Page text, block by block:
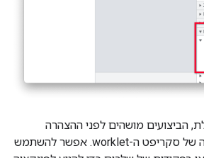
הביצועים מושהים לפני ההצהרה
הראשונה ברמה העליונה של סקריפט ה-worklet. אפשר להשתמש